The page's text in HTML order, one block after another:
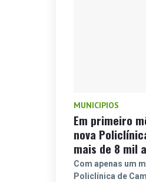
MUNICIPIOS
Em primeiro
nova
mais de 8 mil
Com apenas um
Policlínica de